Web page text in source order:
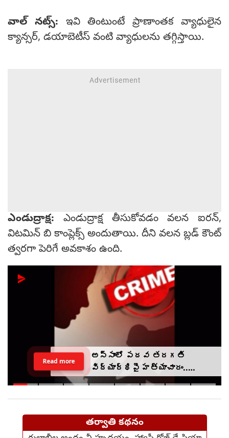
వాల్ నట్స్: ఇవి తింటుంటే ప్రాణాంతక వ్యాధులైన
క్యాన్సర్, డయాబెటీస్ వంటి వ్యాధులను తగ్గిస్తాయి.
ఎండుద్రాక్ష: ఎండుద్రాక్ష తీసుకోవడం వలన ఐరన్,
విటమిన్ బి కాంప్లెక్స్ అందుతాయి. దీని వలన బ్లడ్ కౌంట్
త్వరగా పెరిగే అవకాశం ఉంది.
అస్సాంలో పదవ తరగతి
విద్యార్థిపై హత్యాచారం..
ఫంక్షన్‌కు వెళ్లిన తల్లి..
Read more
తర్వాతి కథనం